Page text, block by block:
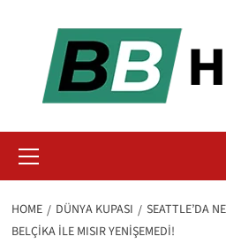
Menu
HOME DÜNYA KUPASI
SEATTLE’DA
BELÇIKA ILE MISIR YENIŞEMEDI!